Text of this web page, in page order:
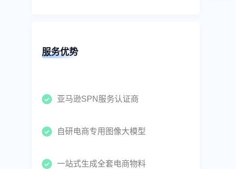
服务优势
亚马逊SPN服务认证商
自研电商专用图像大模型
一站式生成全套电商物料